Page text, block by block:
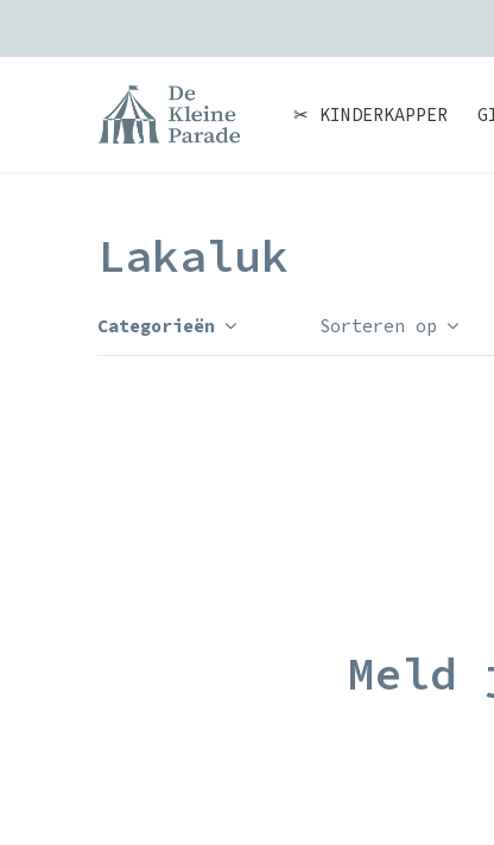
✂ KINDERKAPPER
Lakaluk
Categorieën Sorteren op
Meld